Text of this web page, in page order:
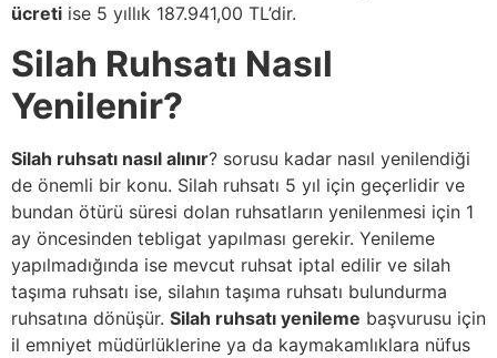
ücreti ise 5 yıllık 187.941,00 TL’dir.
Silah Ruhsatı Nasıl
Yenilenir?
Silah ruhsatı nasıl alınır? sorusu kadar nasıl yenilendiği
de önemli bir konu. Silah ruhsatı 5 yıl için geçerlidir ve
bundan ötürü süresi dolan ruhsatların yenilenmesi için 1
ay öncesinden tebligat yapılması gerekir. Yenileme
yapılmadığında ise mevcut ruhsat iptal edilir ve silah
taşıma ruhsatı ise, silahın taşıma ruhsatı bulundurma
ruhsatına dönüşür. Silah ruhsatı yenileme başvurusu için
il emniyet müdürlüklerine ya da kaymakamlıklara nüfus